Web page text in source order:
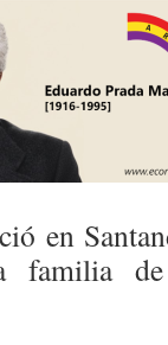
en
familia